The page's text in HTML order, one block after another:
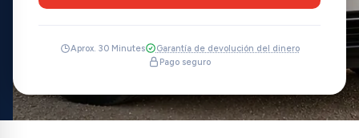
Aprox. 30 Minutes
Garantía de devolución del dinero
Pago seguro